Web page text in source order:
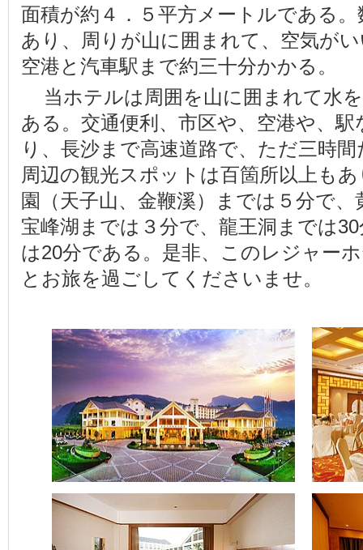
面積が約４．５平方メートルである
あり、周りが山に囲まれて、空気が
空港と汽車駅まで約三十分かかる。
当ホテルは周囲を山に囲まれて水
ある。交通便利、市区や、空港や、
り、長沙まで高速道路で、ただ三時
周辺の観光スポットは百箇所以上も
園（天子山、金鞭溪）までは５分で
宝峰湖までは３分で、龍王洞までは
は20分である。是非、このレジャー
とお旅を過ごしてくださいませ。